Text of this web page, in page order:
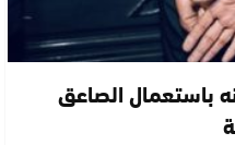
باستعمال الصاعق